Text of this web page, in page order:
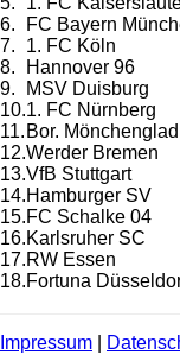
6.
FC Bayern
7.
1. FC Köln
8.
Hannover 96
9.
MSV Duisburg
10.1. FC Nürnberg
11. Bor.
12.Werder Bremen
13.VfB Stuttgart
14.Hamburger SV
15.FC Schalke 04
16.Karlsruher SC
17.RW Essen
18.Fortuna
Impressum